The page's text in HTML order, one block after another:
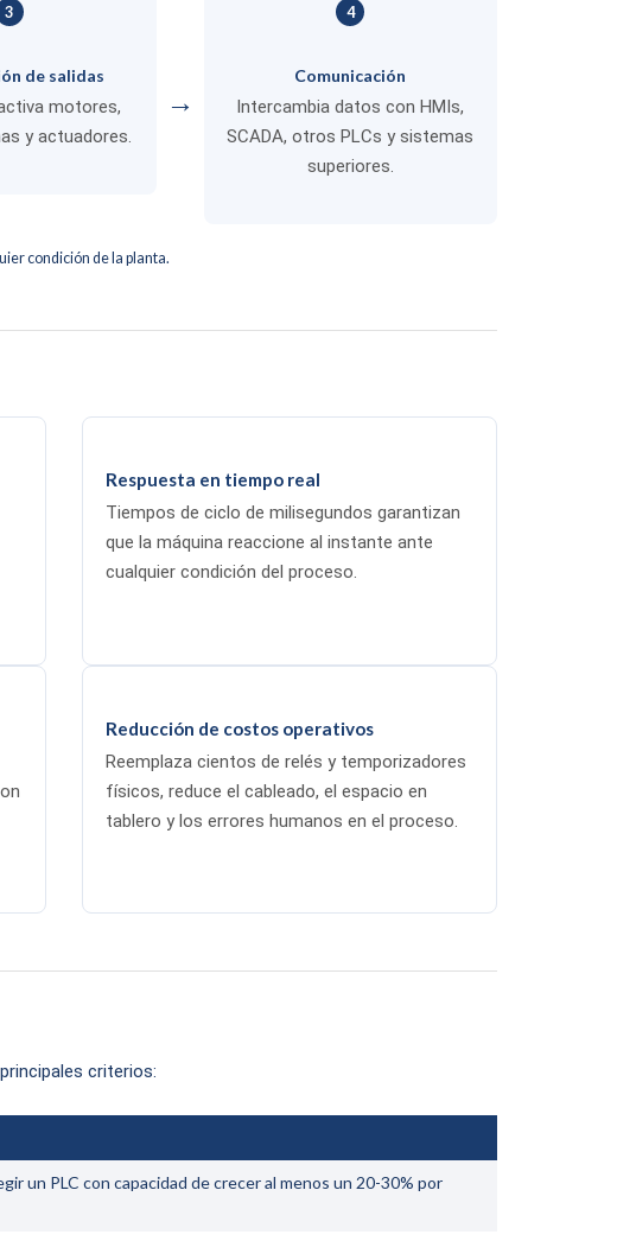
3
de salidas
motores,
y actuadores.
→
4
Comunicación
Intercambia datos con HMIs,
SCADA, otros PLCs y sistemas
superiores.
condición de la planta.
Respuesta en tiempo real
Tiempos de ciclo de milisegundos garantizan
que la máquina reaccione al instante ante
cualquier condición del proceso.
Reducción de costos operativos
Reemplaza cientos de relés y temporizadores
físicos, reduce el cableado, el espacio en
tablero y los errores humanos en el proceso.
criterios:
un PLC con capacidad de crecer al menos un 20-30% por